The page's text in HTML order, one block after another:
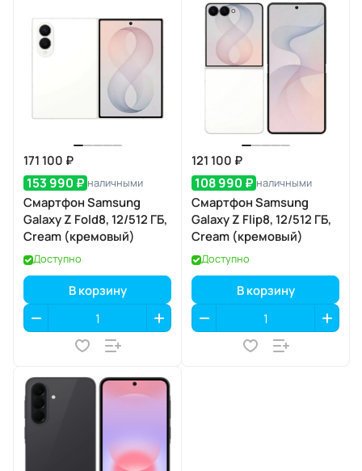
171 100 ₽
153 990 ₽ наличными
Смартфон Samsung
Galaxy Z Fold8, 12/512 ГБ,
Cream (кремовый)
Доступно
В корзину
121 100 ₽
108 990 ₽ наличными
Смартфон Samsung
Galaxy Z Flip8, 12/512 ГБ,
Cream (кремовый)
Доступно
В корзину